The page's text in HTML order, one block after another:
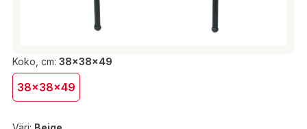
Koko, cm: 38x38x49
38x38x49